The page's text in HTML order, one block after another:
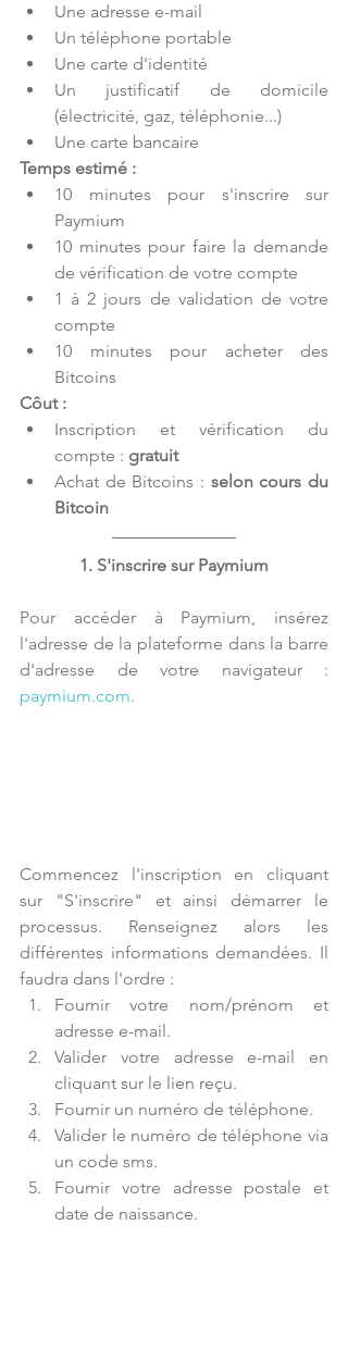
Une adresse e-mail
Un téléphone portable
Une carte d'identité
Un justificatif de domicile
(électricité, gaz, téléphonie...)
Une carte bancaire
Temps estimé :
10 minutes pour s'inscrire sur
Paymium
10 minutes pour faire la demande
de vérification de votre compte
1 à 2 jours de validation de votre
compte
10 minutes pour acheter des
Bitcoins
Côut :
Inscription et vérification du
compte : gratuit
Achat de Bitcoins : selon cours du
Bitcoin
1. S'inscrire sur Paymium
Pour accéder à Paymium, insérez
l'adresse de la plateforme dans la barre
paymium.com.
Commencez l'inscription en cliquant
sur "S'inscrire" et ainsi démarrer le
processus. Renseignez alors les
différentes informations demandées. Il
faudra dans l'ordre :
Fournir votre nom/prénom et
adresse e-mail.
Valider votre adresse e-mail en
cliquant sur le lien reçu.
Fournir un numéro de téléphone.
Valider le numéro de téléphone via
un code sms.
Fournir votre adresse postale et
date de naissance.